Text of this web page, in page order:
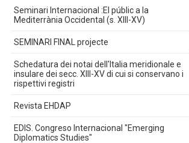
Seminari Internacional :El públic a la
Mediterrània Occidental (s. XIII-XV)
SEMINARI FINAL projecte
Schedatura dei notai dell'Italia meridionale e
insulare dei secc. XIII-XV di cui si conservano i
rispettivi registri
Revista EHDAP
EDIS. Congreso Internacional "Emerging
Diplomatics Studies"